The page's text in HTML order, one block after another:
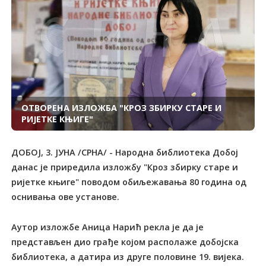
ОТВОРЕНА ИЗЛОЖБА "КРОЗ ЗБИРКУ СТАРЕ И
РИЈЕТКЕ КЊИГЕ"
ДОБОЈ, 3. ЈУНА /СРНА/ - Народна библиотека Добој
данас је приредила изложбу "Кроз збирку старе и
ријетке књиге" поводом обиљежавања 80 година од
оснивања ове установе.
Аутор изложбе Аница Нарић рекла је да је
представљен дио грађе којом располаже добојска
библиотека, а датира из друге половине 19. вијека.